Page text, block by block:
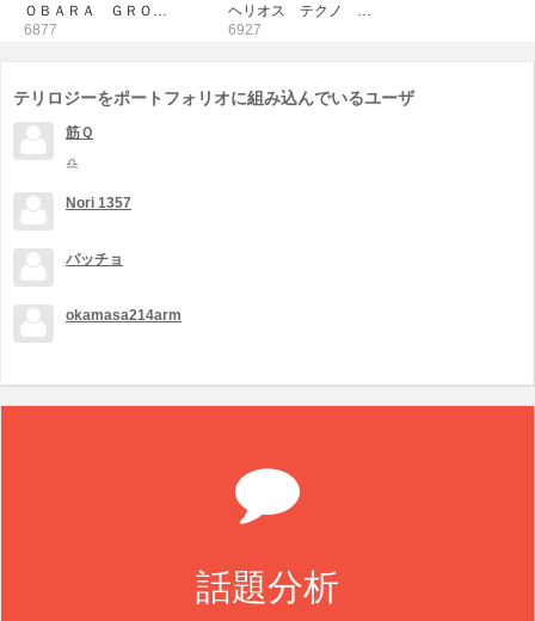
ＯＢＡＲＡ ＧＲＯ…
6877
ヘリオス テクノ …
6927
テリロジーをポートフォリオに組み込んでいるユーザ
筋Ｑ
♎
Nori 1357
パッチョ
okamasa214arm
話題分析